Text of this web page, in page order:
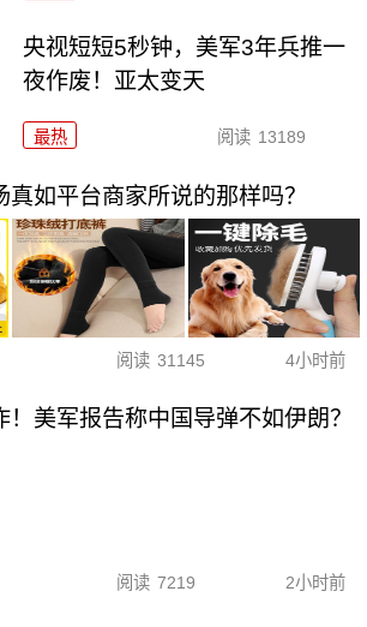
央视短短5秒钟，美军3年兵推一
夜作废！亚太变天
最热 阅读 13189
如平台商家所说的那样吗？
阅读 31145 4小时前
！美军报告称中国导弹不如伊朗？
阅读 7219 2小时前